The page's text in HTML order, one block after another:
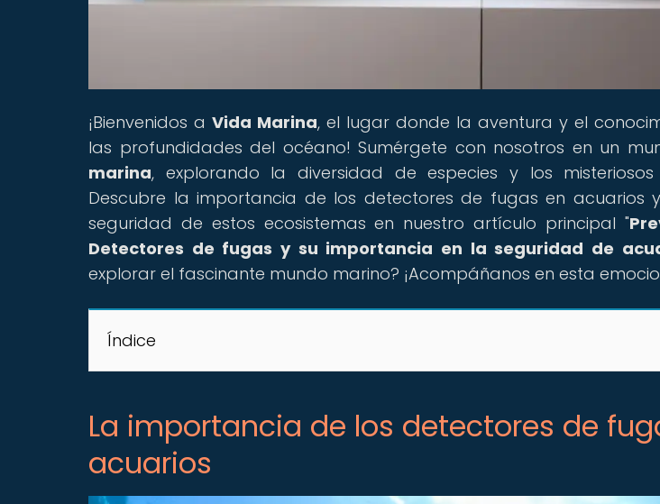
¡Bienvenidos aVida Marina, el lugar donde la aventura y el
las profundidades del océano! Sumérgete con nosotros en un
marina, explorando la diversidad de especies y los misteriosos
Descubre la importancia de los detectores de fugas en acuarios
seguridad de estos ecosistemas en nuestro artículo principal "
Detectores de fugas y su importancia en la seguridad de
explorar el fascinante mundo marino? ¡Acompáñanos en esta
Índice
La importancia de los detectores de
acuarios